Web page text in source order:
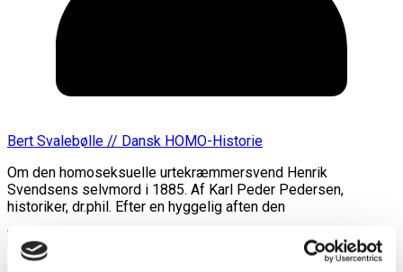
Bert Svalebølle // Dansk HOMO-Historie
Om den homoseksuelle urtekræmmersvend Henrik
Svendsens selvmord i 1885. Af Karl Peder Pedersen,
historiker, dr.phil. Efter en hyggelig aften den
Læs mere